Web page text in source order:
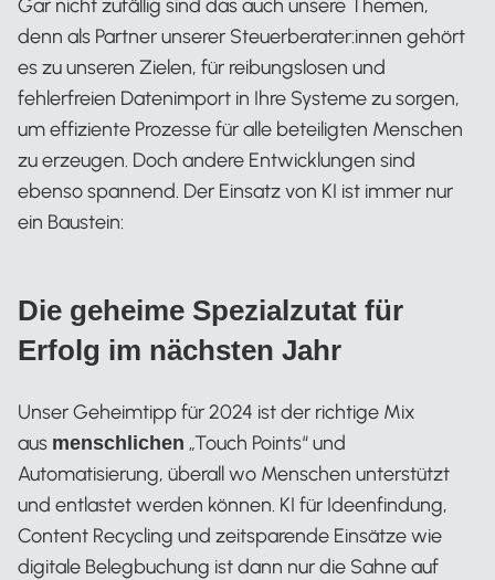
Gar nicht zufällig sind das auch unsere Themen,
denn als Partner unserer Steuerberater:innen gehört
es zu unseren Zielen, für reibungslosen und
fehlerfreien Datenimport in Ihre Systeme zu sorgen,
um effiziente Prozesse für alle beteiligten Menschen
zu erzeugen. Doch andere Entwicklungen sind
ebenso spannend. Der Einsatz von KI ist immer nur
ein Baustein:
Die geheime Spezialzutat für
Erfolg im nächsten Jahr
Unser Geheimtipp für 2024 ist der richtige Mix
aus menschlichen „Touch Points“ und
Automatisierung, überall wo Menschen unterstützt
und entlastet werden können. KI für Ideenfindung,
Content Recycling und zeitsparende Einsätze wie
digitale Belegbuchung ist dann nur die Sahne auf